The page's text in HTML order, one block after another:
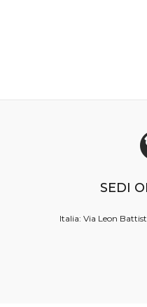
SEDI
Italia: Via Leon